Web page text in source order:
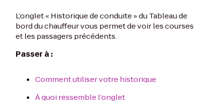
L’onglet « Historique de conduite » du Tableau de
bord du chauffeur vous permet de voir les courses
et les passagers précédents.
Passer à :
Comment utiliser votre historique
À quoi ressemble l’onglet